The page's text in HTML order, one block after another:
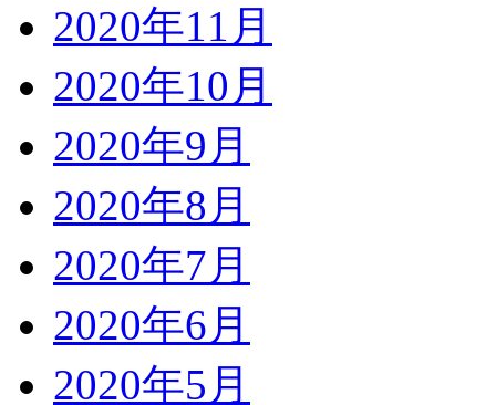
2020年11月
2020年10月
2020年9月
2020年8月
2020年7月
2020年6月
2020年5月